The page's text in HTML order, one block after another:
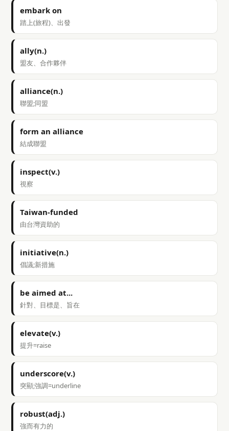
embark on
踏上(旅程)、出發
ally(n.)
盟友、合作夥伴
alliance(n.)
聯盟;同盟
form an alliance
結成聯盟
inspect(v.)
視察
Taiwan-funded
由台灣資助的
initiative(n.)
倡議;新措施
be aimed at...
針對、目標是、旨在
elevate(v.)
提升=raise
underscore(v.)
突顯;強調=underline
robust(adj.)
強而有力的